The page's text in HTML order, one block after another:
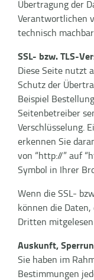
Übertragung der
Verantwortlichen
technisch
SSL- bzw. TLS-
Diese Seite nutzt
Schutz der
Beispiel
Seitenbetreiber
Verschlüsselung.
erkennen Sie
von “http://” auf
Symbol in Ihrer
Wenn die SSL-
können die
Dritten
Auskunft,
Sie haben im
Bestimmungen